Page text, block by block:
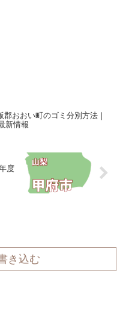
郡おおい町のゴミ分別方法｜
新情報
度
き込む